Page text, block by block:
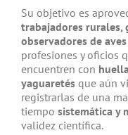
Su objetivo es
trabajadores rurales,
observadores de aves
profesiones y oficios
encuentren con
yaguaretés que aún
registrarlas de una
tiempo sistemática y
validez científica.